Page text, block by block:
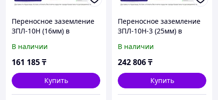
Переносное заземление
ЗПЛ-10Н (16мм) в
протокол испытания
бесплатно
В наличии
161 185₸
Купить
Переносное заземление
ЗПЛ-10Н-3 (25мм) в
протокол испытания
бесплатно
В наличии
242 806₸
Купить